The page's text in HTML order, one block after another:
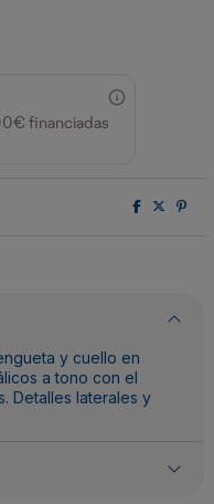
BOTELLA
ROJO
financiadas
y cuello en
a tono con el
Detalles laterales y